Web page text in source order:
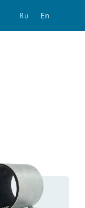
Ru En